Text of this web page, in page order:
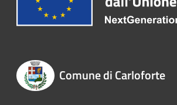
Comune di Carloforte